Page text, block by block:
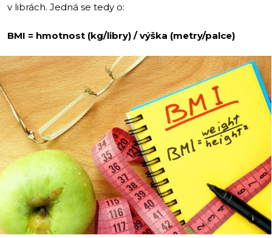
v librách. Jedná se tedy o:
BMI = hmotnost (kg/libry) / výška (metry/palce)
i